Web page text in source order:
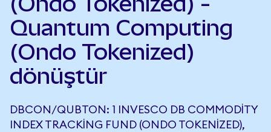
Quantum Computing
(Ondo Tokenized)
dönüştür
DBCON/QUBTON: 1 INVESCO DB COMMODITY
INDEX TRACKING FUND (ONDO TOKENIZED),